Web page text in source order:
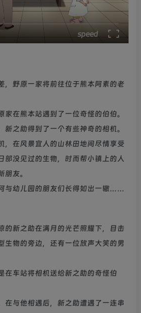
speed
，野原一家将前往位于熊本阿素的老
家在熊本站遇到了一位奇怪的伯伯。
新之助得到了一个有些神奇的相机。
，在风景宜人的山林田地间尽情享受
部没见过的生物，时而帮小镇上的人
友。
与幼儿园的朋友们长得如出一辙……
的新之助在满月的光芒照耀下，目击
生物的旁边，还有一位放声大笑的男
在车站将相机送给新之助的奇怪伯
与他相遇后，新之助遭遇了一连串